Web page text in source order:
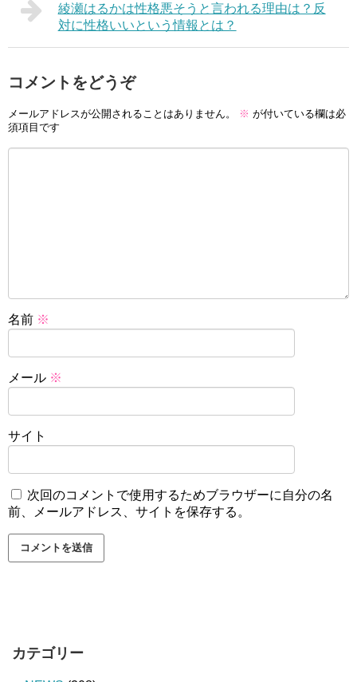
綾瀬はるかは性格悪そうと言われる理由は？反
対に性格いいという情報とは？
コメントをどうぞ
メールアドレスが公開されることはありません。 ※ が付いている欄は必
須項目です
名前 ※
メール ※
サイト
次回のコメントで使用するためブラウザーに自分の名
前、メールアドレス、サイトを保存する。
カテゴリー